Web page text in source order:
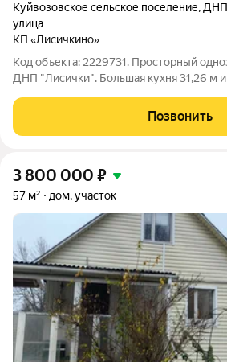
Куйвозовское сельское поселение, ДНП
улица
КП «Лисичкино»
Код объекта: 2229731. Просторный
ДНП "Лисички". Большая кухня 31,26 м и
компромиссов с комфортом. Кухня
достаточно места для большой столовой
Позвонить
3 800 000 ₽
57 м² дом, участок